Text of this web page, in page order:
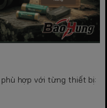
hợp với từng thiết bị: